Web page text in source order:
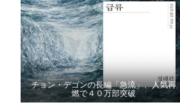
チョン・デゴンの長編「急流」、人気再
燃で４０万部突破